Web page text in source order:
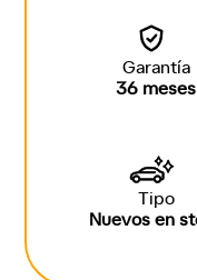
Garantía
36 meses
Tipo
Nuevos en